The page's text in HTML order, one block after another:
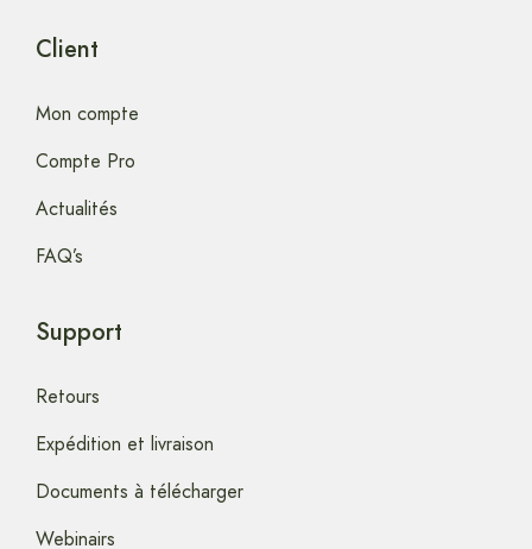
Client
Mon compte
Compte Pro
Actualités
FAQ’s
Support
Retours
Expédition et livraison
Documents à télécharger
Webinairs